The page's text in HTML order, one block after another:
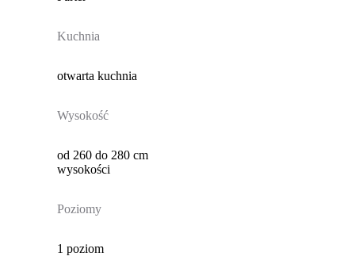
Kuchnia
otwarta kuchnia
Wysokość
od 260 do 280 cm
wysokości
Poziomy
1 poziom